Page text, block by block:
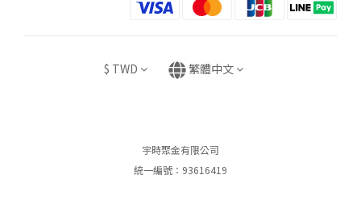
$ TWD 繁體中文
宇時聚金有限公司
統一編號：93616419